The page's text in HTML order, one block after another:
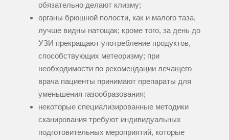
обязательно делают клизму;
органы брюшной полости, как и малого таза,
лучше видны натощак; кроме того, за день до
УЗИ прекращают употребление продуктов,
способствующих метеоризму; при
необходимости по рекомендации лечащего
врача пациенты принимают препараты для
уменьшения газообразования;
некоторые специализированные методики
сканирования требуют индивидуальных
подготовительных мероприятий, которые